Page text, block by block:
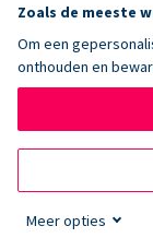
The
Zoals de meeste
Om een
onthouden en
Meer opties